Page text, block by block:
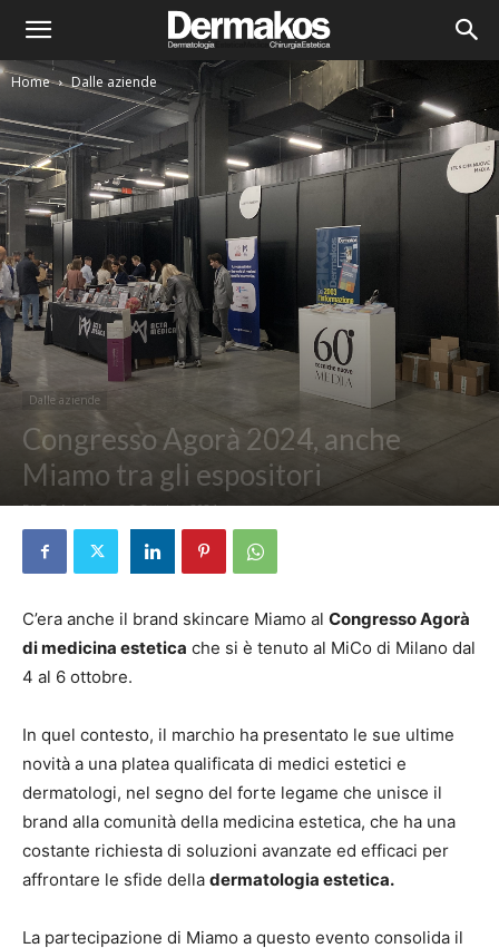
Home Dalle aziende
Dalle aziende
Congresso Agorà 2024, anche
Miamo tra gli espositori
Di Redazione - 8 Ottobre 2024
C’era anche il brand skincare Miamo al Congresso Agorà
di medicina estetica che si è tenuto al MiCo di Milano dal
4 al 6 ottobre.
In quel contesto, il marchio ha presentato le sue ultime
novità a una platea qualificata di medici estetici e
dermatologi, nel segno del forte legame che unisce il
brand alla comunità della medicina estetica, che ha una
costante richiesta di soluzioni avanzate ed efficaci per
affrontare le sfide della dermatologia estetica.
La partecipazione di Miamo a questo evento consolida il